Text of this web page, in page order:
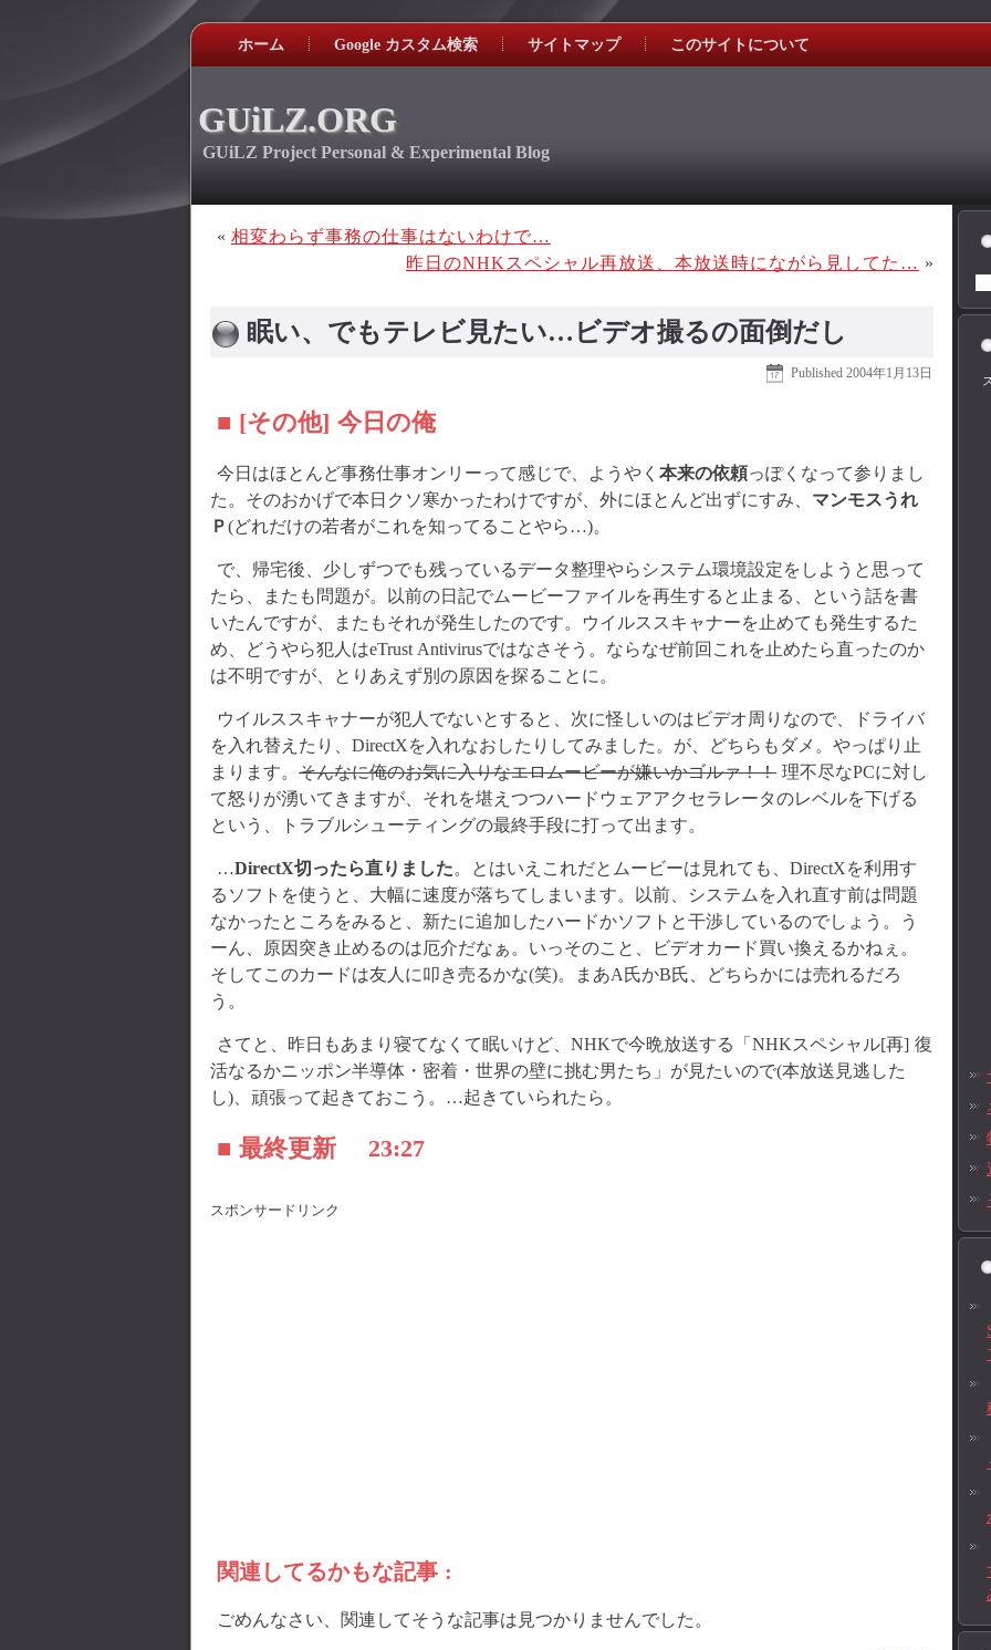
ホーム Google カスタム検索 サイトマップ このサイトについて
GUiLZ.ORG
GUiLZ Project Personal & Experimental Blog
« 相変わらず事務の仕事はないわけで…
昨日のNHKスペシャル再放送、本放送時にながら見してた… »
眠い、でもテレビ見たい…ビデオ撮るの面倒だし
Published 2004年1月13日
■ [その他] 今日の俺
今日はほとんど事務仕事オンリーって感じで、ようやく 本来の依頼っぽくなって参りまし
た。そのおかげで本日クソ寒かったわけですが、外にほとんど出ずにすみ、 マンモスうれ
Ｐ(どれだけの若者がこれを知ってることやら…)。
で、帰宅後、少しずつでも残っているデータ整理やらシステム環境設定をしようと思って
たら、またも問題が。以前の日記でムービーファイルを再生すると止まる、という話を書
いたんですが、またもそれが発生したのです。ウイルススキャナーを止めても発生するた
め、どうやら犯人はeTrust Antivirusではなさそう。ならなぜ前回これを止めたら直ったのか
は不明ですが、とりあえず別の原因を探ることに。
ウイルススキャナーが犯人でないとすると、次に怪しいのはビデオ周りなので、ドライバ
を入れ替えたり、DirectXを入れなおしたりしてみました。が、どちらもダメ。やっぱり止
まります。 そんなに俺のお気に入りなエロムービーが嫌いかゴルァ！！ 理不尽なPCに対し
て怒りが湧いてきますが、それを堪えつつハードウェアアクセラレータのレベルを下げる
という、トラブルシューティングの最終手段に打って出ます。
…DirectX切ったら直りました。とはいえこれだとムービーは見れても、DirectXを利用す
るソフトを使うと、大幅に速度が落ちてしまいます。以前、システムを入れ直す前は問題
なかったところをみると、新たに追加したハードかソフトと干渉しているのでしょう。う
ーん、原因突き止めるのは厄介だなぁ。いっそのこと、ビデオカード買い換えるかねぇ。
そしてこのカードは友人に叩き売るかな(笑)。まあA氏かB氏、どちらかには売れるだろ
う。
さてと、昨日もあまり寝てなくて眠いけど、NHKで今晩放送する「NHKスペシャル[再] 復
活なるかニッポン半導体・密着・世界の壁に挑む男たち」が見たいので(本放送見逃した
し)、頑張って起きておこう。…起きていられたら。
■ 最終更新 23:27
スポンサードリンク
関連してるかもな記事 :
ごめんなさい、関連してそうな記事は見つかりませんでした。